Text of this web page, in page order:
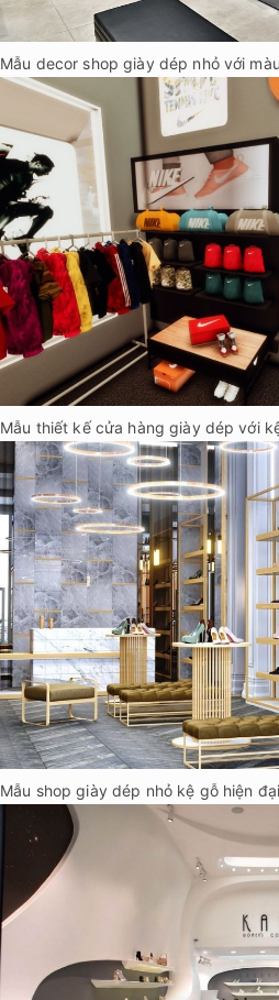
Mẫu decor shop giày dép nhỏ với
Mẫu thiết kế cửa hàng giày dép với
Mẫu shop giày dép nhỏ kệ gỗ hiện